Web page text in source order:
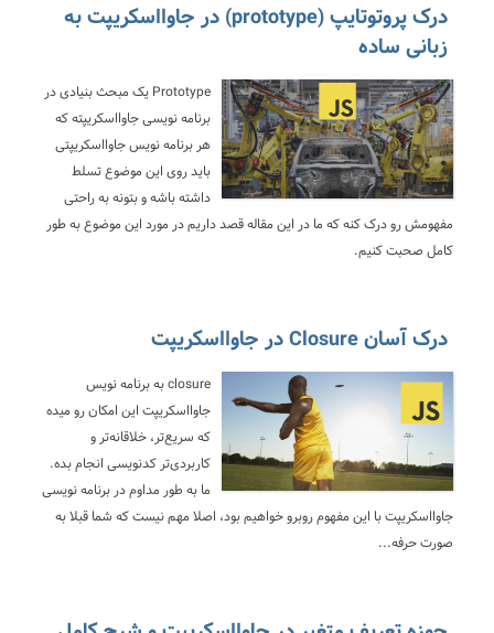
درک پروتوتایپ (prototype) در جاوااسکریپت به
زبانی ساده
Prototype یک مبحث بنیادی در
برنامه نویسی جاوااسکریپته که
هر برنامه نویس جاوااسکریپتی
باید روی این موضوع تسلط
داشته باشه و بتونه به راحتی
مفهومش رو درک کنه که ما در این مقاله قصد داریم در مورد این موضوع به طور
کامل صحبت کنیم.
درک آسان Closure در جاوااسکریپت
closure به برنامه نویس
جاوااسکریپت این امکان رو میده
که سریع‌تر، خلاقانه‌تر و
کاربردی‌تر کدنویسی انجام بده.
ما به طور مداوم در برنامه نویسی
جاوااسکریپت با این مفهوم روبرو خواهیم بود، اصلا مهم نیست که شما قبلا به
صورت حرفه...